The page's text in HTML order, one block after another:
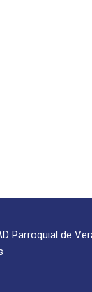
Parroquial de